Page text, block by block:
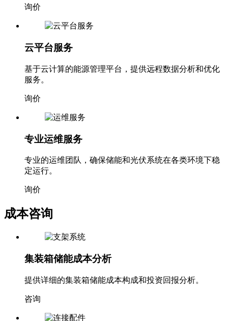
询价
云平台服务
基于云计算的能源管理平台，提供远程数据分析和优化
服务。
询价
专业运维服务
专业的运维团队，确保储能和光伏系统在各类环境下稳
定运行。
询价
成本咨询
集装箱储能成本分析
提供详细的集装箱储能成本构成和投资回报分析。
咨询